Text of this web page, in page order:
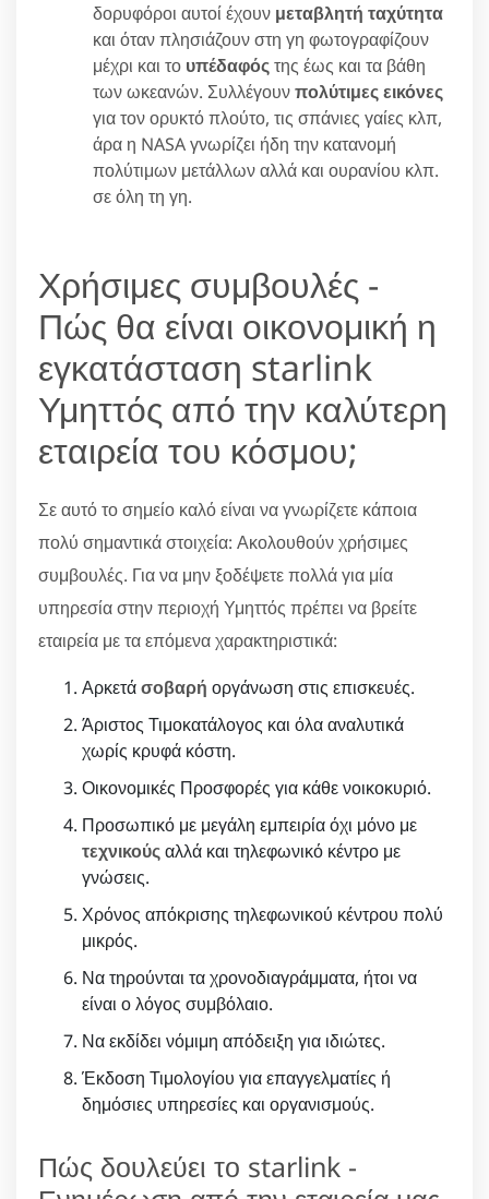
δορυφόροι αυτοί έχουν μεταβλητή ταχύτητα
και όταν πλησιάζουν στη γη φωτογραφίζουν
μέχρι και το υπέδαφόςτης έως και τα βάθη
των ωκεανών. Συλλέγουνπολύτιμες εικόνες
για τον ορυκτό πλούτο, τις σπάνιες γαίες κλπ,
άρα η NASA γνωρίζει ήδη την κατανομή
πολύτιμων μετάλλων αλλά και ουρανίου κλπ.
σε όλη τη γη.
Χρήσιμες συμβουλές -
Πώς θα είναι οικονομική η
εγκατάσταση starlink
Υμηττός από την καλύτερη
εταιρεία του κόσμου;
Σε αυτό το σημείο καλό είναι να γνωρίζετε κάποια
πολύ σημαντικά στοιχεία: Ακολουθούν χρήσιμες
συμβουλές. Για να μην ξοδέψετε πολλά για μία
υπηρεσία στην περιοχή Υμηττός πρέπει να βρείτε
εταιρεία με τα επόμενα χαρακτηριστικά:
Αρκετάσοβαρή οργάνωση στις επισκευές.
Άριστος Τιμοκατάλογος και όλα αναλυτικά
χωρίς κρυφά κόστη.
Οικονομικές Προσφορές για κάθε νοικοκυριό.
Προσωπικό με μεγάλη εμπειρία όχι μόνο με
τεχνικούςαλλά και τηλεφωνικό κέντρο με
γνώσεις.
Χρόνος απόκρισης τηλεφωνικού κέντρου πολύ
μικρός.
Να τηρούνται τα χρονοδιαγράμματα, ήτοι να
είναι ο λόγος συμβόλαιο.
Να εκδίδει νόμιμη απόδειξη για ιδιώτες.
Έκδοση Τιμολογίου για επαγγελματίες ή
δημόσιες υπηρεσίες και οργανισμούς.
Πώς δουλεύει το starlink -